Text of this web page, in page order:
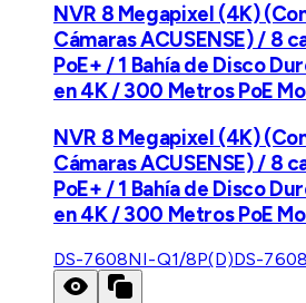
NVR 8 Megapixel (4K)
Cámaras ACUSENSE) / 8
PoE+ / 1 Bahía de Disco
en 4K / 300 Metros PoE
NVR 8 Megapixel (4K)
Cámaras ACUSENSE) / 8
PoE+ / 1 Bahía de Disco
en 4K / 300 Metros PoE
DS-7608NI-Q1/8P(D)DS-